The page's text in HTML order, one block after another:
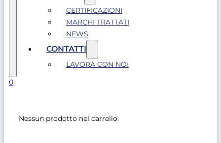
CERTIFICAZIONI
MARCHI TRATTATI
NEWS
CONTATTI
LAVORA CON NOI
0
Nessun prodotto nel carrello.